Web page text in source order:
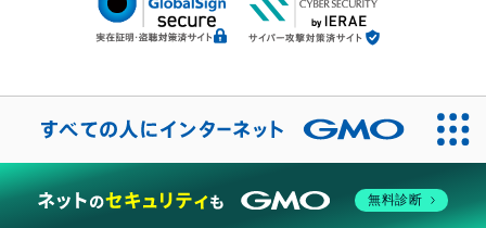
無料診断